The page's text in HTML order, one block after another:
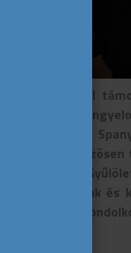
Unió által
elején a
Románia,
hogy
Nemet A
okainak
kritikus